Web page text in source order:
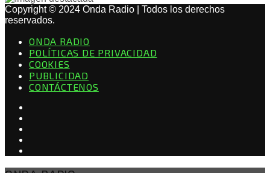
Copyright © 2024 Onda Radio | Todos los derechos
reservados.
ONDA RADIO
POLÍTICAS DE PRIVACIDAD
COOKIES
PUBLICIDAD
CONTÁCTENOS